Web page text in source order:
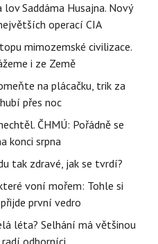
Saddáma Husajna. Nový
operací CIA
mimozemské civilizace.
i ze Země
na plácačku, trik za
přes noc
ČHMÚ: Pořádně se
konci srpna
tak zdravé, jak se tvrdí?
voní mořem: Tohle si
první vedro
léta? Selhání má většinou
radí odborníci